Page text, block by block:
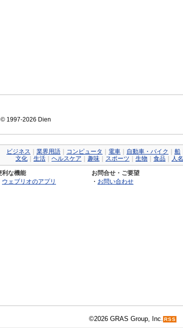
1997-2026 Dien
ビジネス 業界用語 コンピュータ 電車 自動車・バイク 船
文化
生活 ヘルスケア 趣味 スポーツ 生物 食品 人名
利な機能
ウェブリオのアプリ
お問合せ・ご要望
・ お問い合わせ
©2026 GRAS Group, Inc. RSS